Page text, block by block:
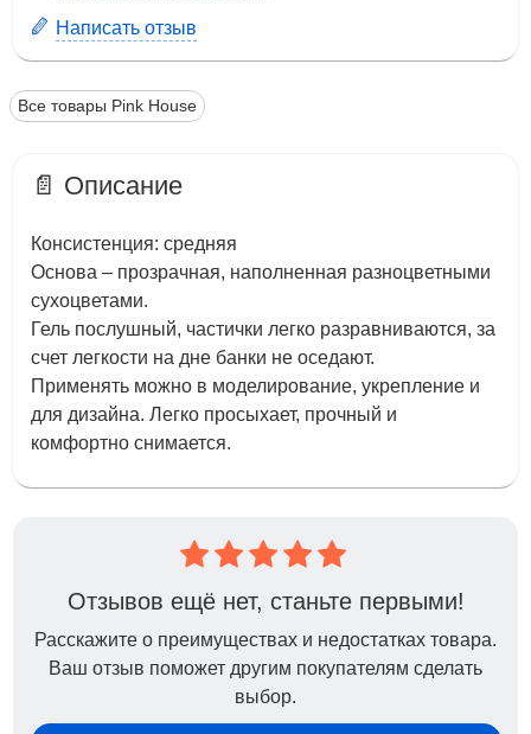
Написать отзыв
Все товары Pink House
📄 Описание
Консистенция: средняя
Основа – прозрачная, наполненная разноцветными
сухоцветами.
Гель послушный, частички легко разравниваются, за
счет легкости на дне банки не оседают.
Применять можно в моделирование, укрепление и
для дизайна. Легко просыхает, прочный и
комфортно снимается.
Отзывов ещё нет, станьте первыми!
Расскажите о преимуществах и недостатках товара.
Ваш отзыв поможет другим покупателям сделать
выбор.